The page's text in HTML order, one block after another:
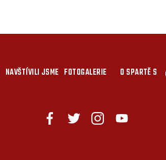
NAVŠTÍVILI JSME FOTOGALERIE O SPARTĚ S